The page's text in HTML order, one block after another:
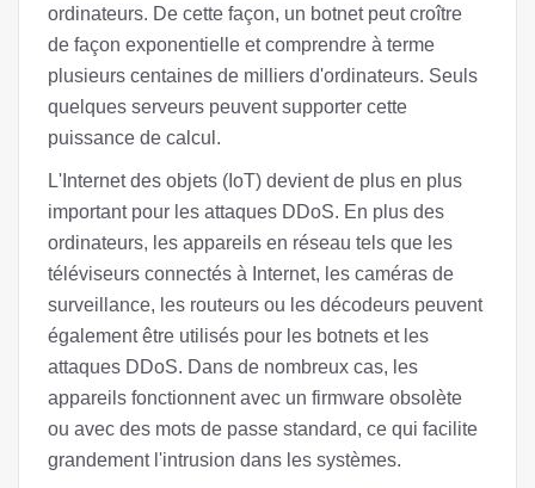
ordinateurs. De cette façon, un botnet peut croître
de façon exponentielle et comprendre à terme
plusieurs centaines de milliers d'ordinateurs. Seuls
quelques serveurs peuvent supporter cette
puissance de calcul.
L'Internet des objets (IoT) devient de plus en plus
important pour les attaques DDoS. En plus des
ordinateurs, les appareils en réseau tels que les
téléviseurs connectés à Internet, les caméras de
surveillance, les routeurs ou les décodeurs peuvent
également être utilisés pour les botnets et les
attaques DDoS. Dans de nombreux cas, les
appareils fonctionnent avec un firmware obsolète
ou avec des mots de passe standard, ce qui facilite
grandement l'intrusion dans les systèmes.